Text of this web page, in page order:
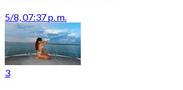
5/8, 07:37 p. m.
3